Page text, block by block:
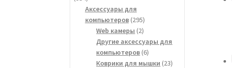
товара
Аксессуары для
компьютеров 295295
товаров
Web камеры 22
товара
Другие аксессуары для
компьютеров 66
товаров
Коврики для мышки 2323